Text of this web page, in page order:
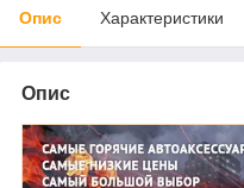
Опис Характеристики
Опис